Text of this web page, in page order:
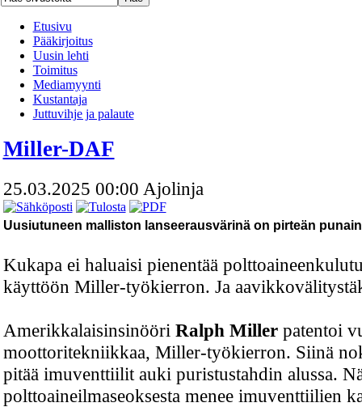
Etusivu
Pääkirjoitus
Uusin lehti
Toimitus
Mediamyynti
Kustantaja
Juttuvihje ja palaute
Miller-DAF
25.03.2025 00:00 Ajolinja
Uusiutuneen malliston lanseerausvärinä on pirteän
Kukapa ei haluaisi pienentää
käyttöön Miller-työkierron. Ja
Amerikkalaisinsinööri Ralph Miller patentoi
moottoritekniikkaa, Miller-työkierron. Siinä
pitää imuventtiilit auki puristustahdin alussa.
polttoaineilmaseoksesta menee imuventtiilien